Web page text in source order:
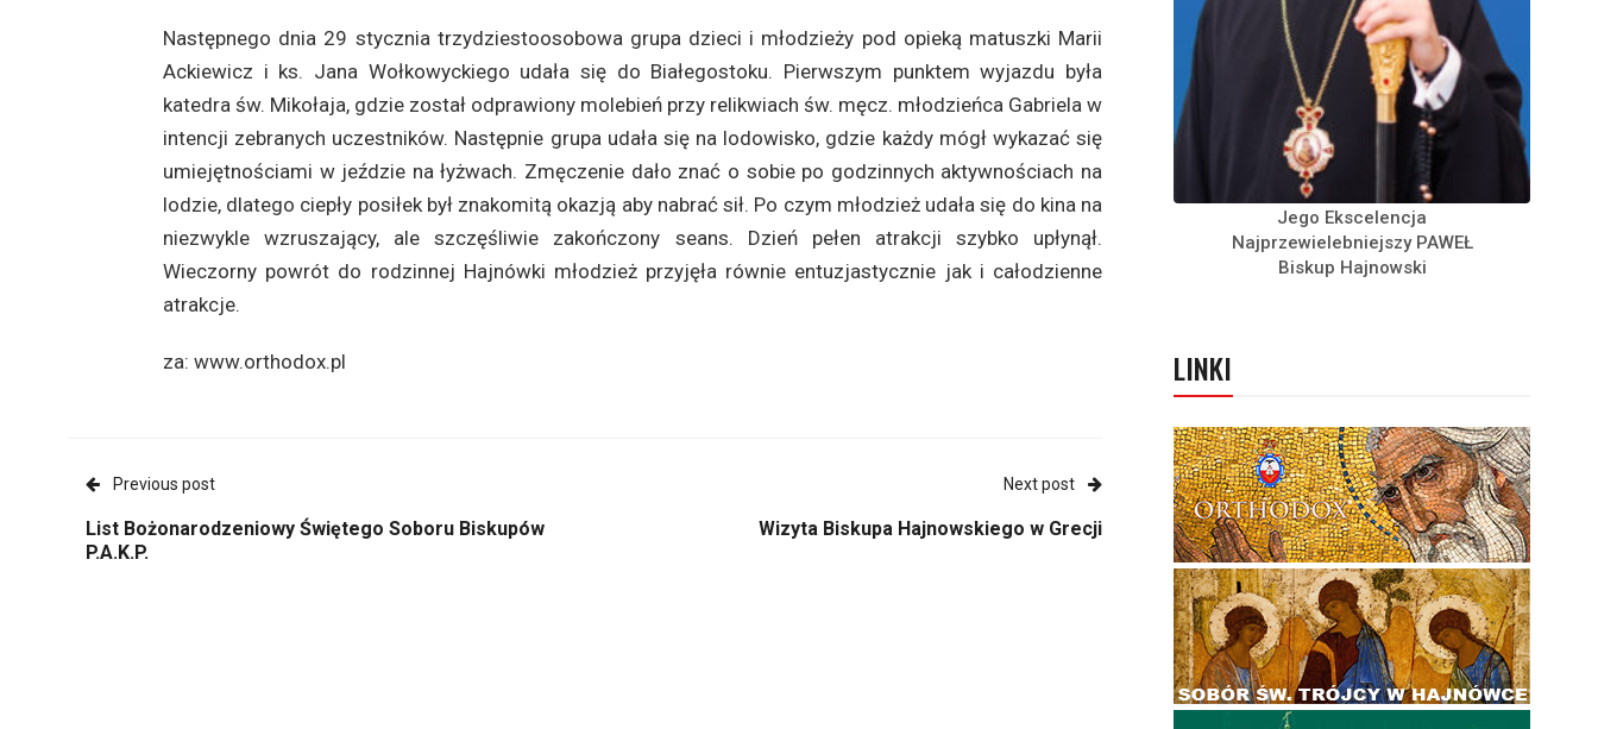
Następnego dnia 29 stycznia trzydziestoosobowa grupa dzieci i młodzieży pod opieką matuszki Marii
Ackiewicz i ks. Jana Wołkowyckiego udała się do Białegostoku. Pierwszym punktem wyjazdu była
katedra św. Mikołaja, gdzie został odprawiony molebień przy relikwiach św. męcz. młodzieńca Gabriela w
intencji zebranych uczestników. Następnie grupa udała się na lodowisko, gdzie każdy mógł wykazać się
umiejętnościami w jeździe na łyżwach. Zmęczenie dało znać o sobie po godzinnych aktywnościach na
lodzie, dlatego ciepły posiłek był znakomitą okazją aby nabrać sił. Po czym młodzież udała się do kina na
niezwykle wzruszający, ale szczęśliwie zakończony seans. Dzień pełen atrakcji szybko upłynął.
Wieczorny powrót do rodzinnej Hajnówki młodzież przyjęła równie entuzjastycznie jak i całodzienne
atrakcje.
za: www.orthodox.pl
Previous post
List Bożonarodzeniowy Świętego Soboru Biskupów
P.A.K.P.
Next post
Wizyta Biskupa Hajnowskiego w Grecji
Jego Ekscelencja
Najprzewielebniejszy PAWEŁ
Biskup Hajnowski
LINKI